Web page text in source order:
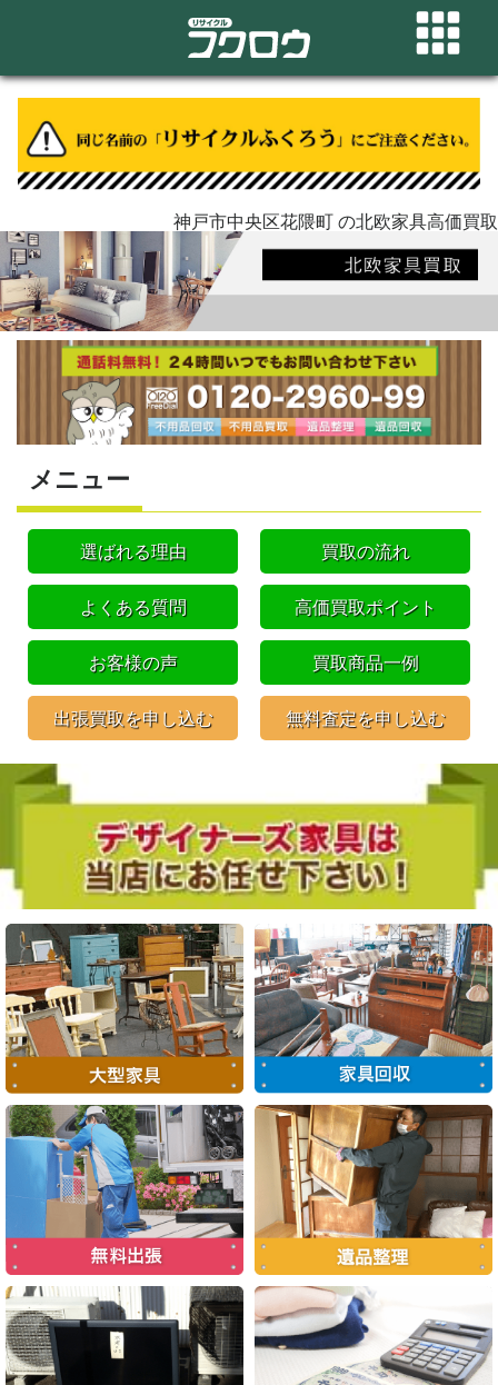
神戸市中央区花隈町 の北欧家具高価買取
メニュー
選ばれる理由 買取の流れ
よくある質問 高価買取ポイント
お客様の声 買取商品一例
出張買取を申し込む 無料査定を申し込む